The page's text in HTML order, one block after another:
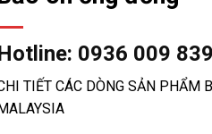
0936 009 839
TIẾT CÁC DÒNG SẢN PHẨM